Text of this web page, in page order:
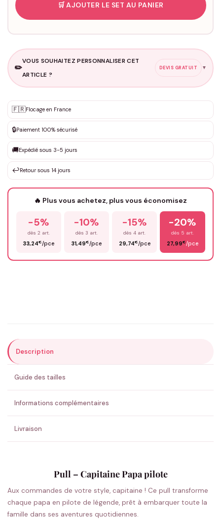
🛒 AJOUTER LE SET AU PANIER
✏️
VOUS SOUHAITEZ PERSONNALISER CET
ARTICLE ?
DEVIS GRATUIT ▼
✨ Personnalisation sur mesure
DEVIS GRATUIT · Personnalisation de 3 à 10€ selon la demande
Que souhaitez-vous ?*
Votre texte / idée*
Prénom*
ENVOYER MA DEMANDE ✨
💚 Retour sous 24-48h🇫🇷 Flocage en France✅ Validation avant fabrication
🇫🇷Flocage en France
🔒Paiement 100% sécurisé
🚚Expédié sous 3-5 jours
↩️Retour sous 14 jours
🔥 Plus vous achetez, plus vous économisez
-5%
dès 2 art.
33,24€/pce
-10%
dès 3 art.
31,49€/pce
-15%
dès 4 art.
29,74€/pce
-20%
dès 5 art.
27,99€/pce
Description
Guide des tailles
Informations complémentaires
Livraison
Pull – Capitaine Papa pilote
Aux commandes de votre style, capitaine ! Ce pull transforme
chaque papa en pilote de légende, prêt à embarquer toute la
famille dans ses aventures quotidiennes.